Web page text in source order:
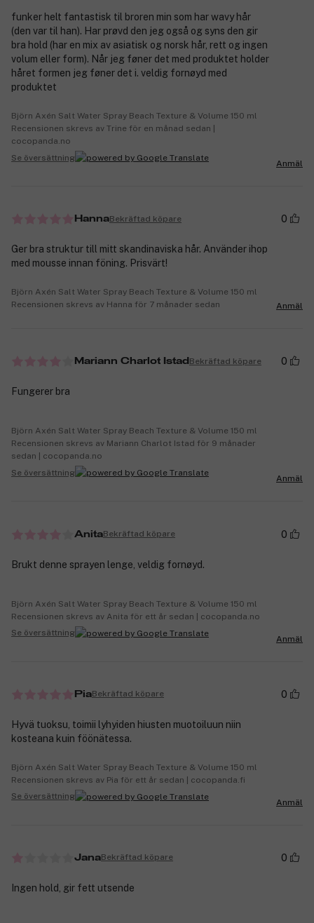
funker helt fantastisk til broren min som har wavy hår
(den var til han). Har prøvd den jeg også og syns den gir
bra hold (har en mix av asiatisk og norsk hår, rett og ingen
volum eller form). Når jeg føner det med produktet holder
håret formen jeg føner det i. veldig fornøyd med
produktet
Björn Axén Salt Water Spray Beach Texture & Volume 150 ml
Recensionen skrevs av Trine för en månad sedan |
cocopanda.no
Se översättning
Anmäl
HannaBekräftad köpare 0
Ger bra struktur till mitt skandinaviska hår. Använder ihop
med mousse innan föning. Prisvärt!
Björn Axén Salt Water Spray Beach Texture & Volume 150 ml
Recensionen skrevs av Hanna för 7 månader sedan
Anmäl
Mariann Charlot Istad Bekräftad köpare 0
Fungerer bra
Björn Axén Salt Water Spray Beach Texture & Volume 150 ml
Recensionen skrevs av Mariann Charlot Istad för 9 månader
sedan | cocopanda.no
Se översättning
Anmäl
AnitaBekräftad köpare 0
Brukt denne sprayen lenge, veldig fornøyd.
Björn Axén Salt Water Spray Beach Texture & Volume 150 ml
Recensionen skrevs av Anita för ett år sedan | cocopanda.no
Se översättning
Anmäl
PiaBekräftad köpare 0
Hyvä tuoksu, toimii lyhyiden hiusten muotoiluun niin
kosteana kuin föönätessa.
Björn Axén Salt Water Spray Beach Texture & Volume 150 ml
Recensionen skrevs av Pia för ett år sedan | cocopanda.fi
Se översättning
Anmäl
JanaBekräftad köpare 0
Ingen hold, gir fett utsende